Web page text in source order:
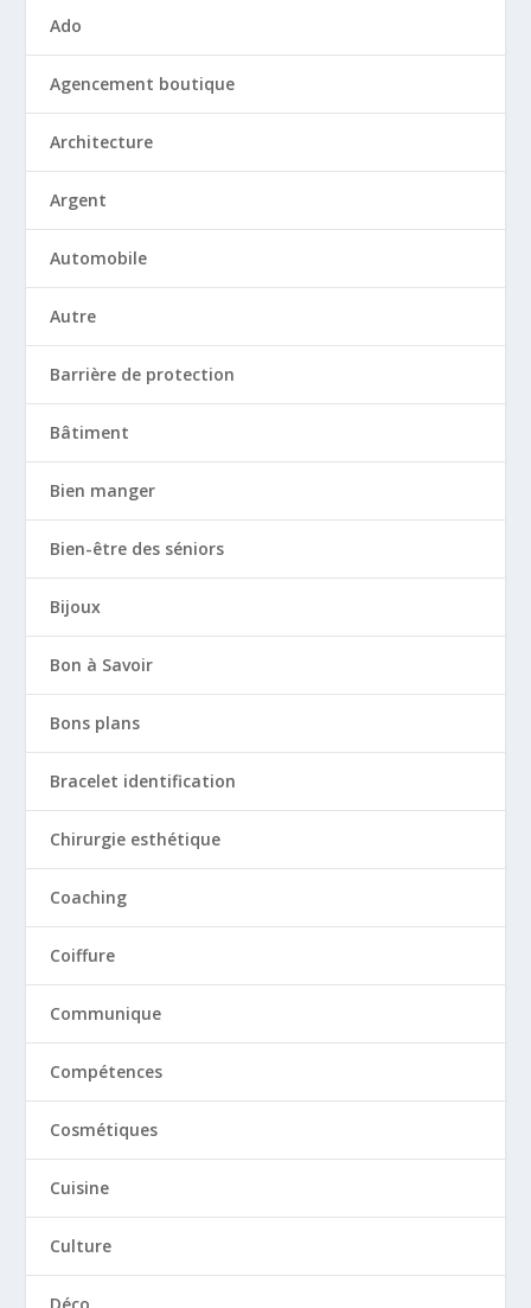
Ado
Agencement boutique
Architecture
Argent
Automobile
Autre
Barrière de protection
Bâtiment
Bien manger
Bien-être des séniors
Bijoux
Bon à Savoir
Bons plans
Bracelet identification
Chirurgie esthétique
Coaching
Coiffure
Communique
Compétences
Cosmétiques
Cuisine
Culture